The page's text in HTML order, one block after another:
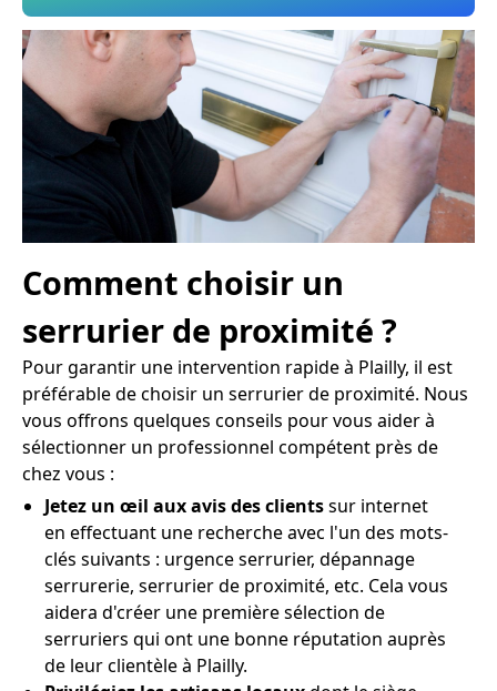
Comment choisir un
serrurier de proximité ?
Pour garantir une intervention rapide à Plailly, il est
préférable de choisir un serrurier de proximité. Nous
vous offrons quelques conseils pour vous aider à
sélectionner un professionnel compétent près de
chez vous :
Jetez un œil aux avis des clientssur internet
en effectuant une recherche avec l'un des mots-
clés suivants : urgence serrurier, dépannage
serrurerie, serrurier de proximité, etc. Cela vous
aidera d'créer une première sélection de
serruriers qui ont une bonne réputation auprès
de leur clientèle à Plailly.